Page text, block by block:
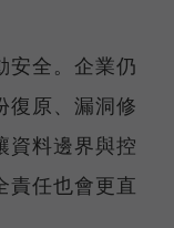
安全。企業仍
復原、漏洞修
資料邊界與控
責任也會更直